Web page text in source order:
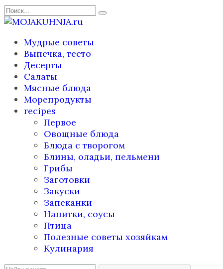
Перейти
к
Search
for:
Мудрые советы
Выпечка, тесто
Десерты
Салаты
Мясные блюда
Морепродукты
recipes
Первое
Овощные блюда
Блюда с творогом
Блины, оладьи, пельмени
Грибы
Заготовки
Закуски
Запеканки
Напитки, соусы
Птица
Полезные советы хозяйкам
Кулинария